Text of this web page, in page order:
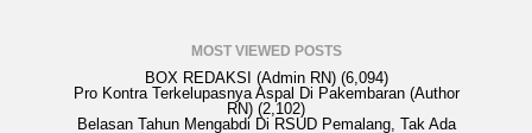
MOST VIEWED POSTS
BOX REDAKSI (Admin RN) (6,094)
Pro Kontra Terkelupasnya Aspal Di Pakembaran (Author
RN) (2,102)
Belasan Tahun Mengabdi Di RSUD Pemalang, Tak Ada